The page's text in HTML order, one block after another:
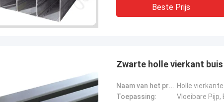
Beste Prijs
Zwarte holle vierkant
Naam van het product: Holle
Toepassing: